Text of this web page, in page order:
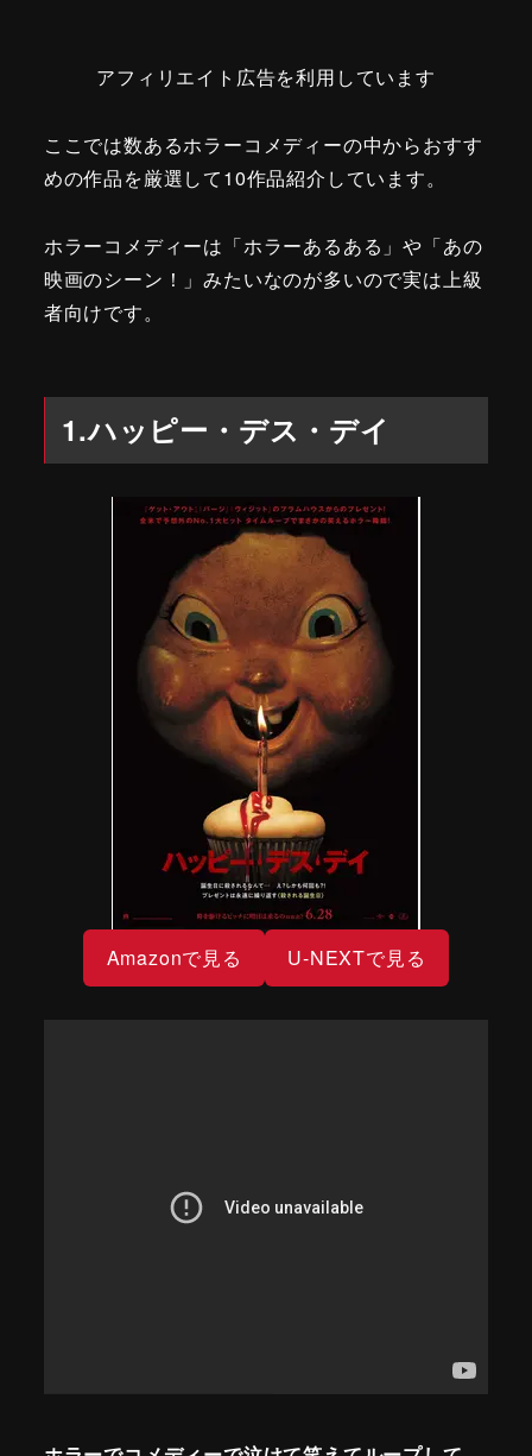
アフィリエイト広告を利用しています
ここでは数あるホラーコメディーの中からおすす
めの作品を厳選して10作品紹介しています。
ホラーコメディーは「ホラーあるある」や「あの
映画のシーン！」みたいなのが多いので実は上級
者向けです。
1.ハッピー・デス・デイ
Amazonで見る U-NEXTで見る